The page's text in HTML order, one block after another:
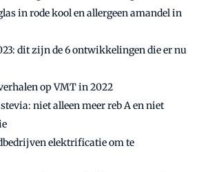
in rode kool en allergeen amandel in
dit zijn de 6 ontwikkelingen die er nu
op VMT in 2022
niet alleen meer reb A en niet
elektrificatie om te